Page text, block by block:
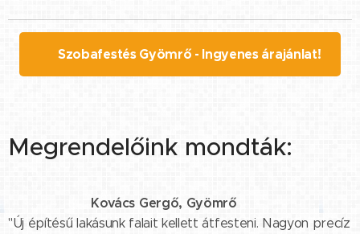
🖌️ Szobafestés Gyömrő - Ingyenes árajánlat!
Megrendelőink mondták:
Kovács Gergő, Gyömrő
"Új építésű lakásunk falait kellett átfesteni. Nagyon precíz